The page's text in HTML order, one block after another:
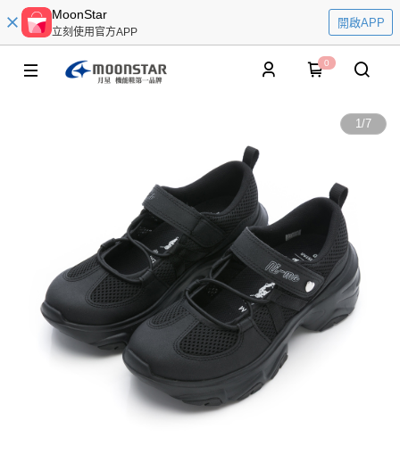
MoonStar
立刻使用官方APP
開啟APP
0
1/7